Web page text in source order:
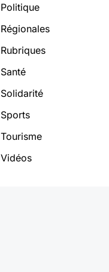
Politique
Régionales
Rubriques
Santé
Solidarité
Sports
Tourisme
Vidéos